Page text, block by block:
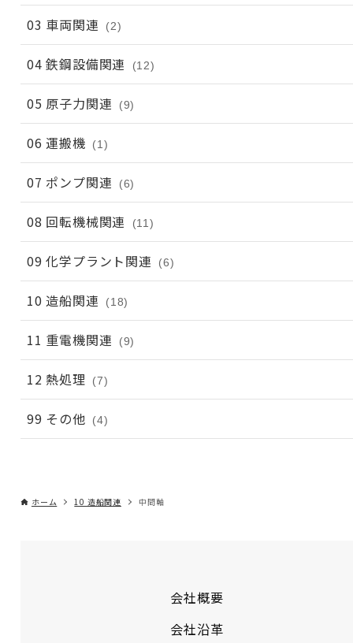
03 車両関連 (2)
04 鉄鋼設備関連 (12)
05 原子力関連 (9)
06 運搬機 (1)
07 ポンプ関連 (6)
08 回転機械関連 (11)
09 化学プラント関連 (6)
10 造船関連 (18)
11 重電機関連 (9)
12 熱処理 (7)
99 その他 (4)
ホーム 10 造船関連 中間軸
会社概要
会社沿革